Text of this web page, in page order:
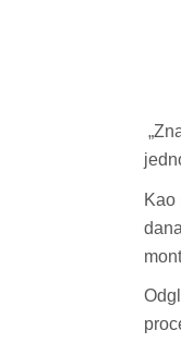
Kao